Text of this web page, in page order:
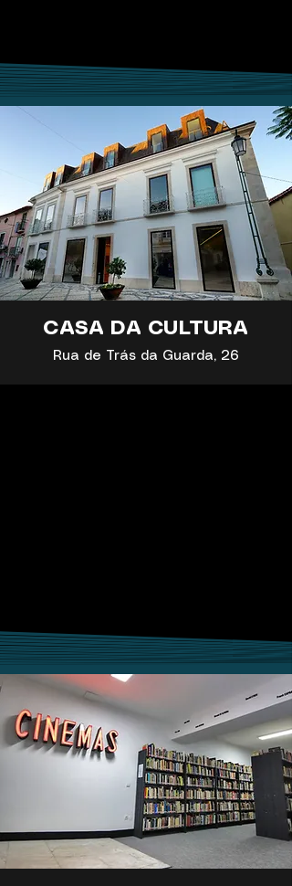
CASA DA CULTURA
Rua de Trás da Guarda, 26